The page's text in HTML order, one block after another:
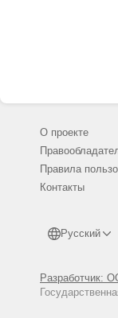
О проекте
Правила
Контакты
Русский
Разработчик: